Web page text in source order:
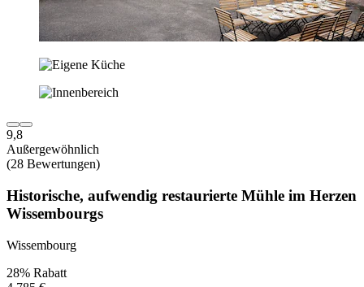
9,8
Außergewöhnlich
(28 Bewertungen)
Historische, aufwendig restaurierte Mühle im Herzen
Wissembourgs
Wissembourg
28% Rabatt